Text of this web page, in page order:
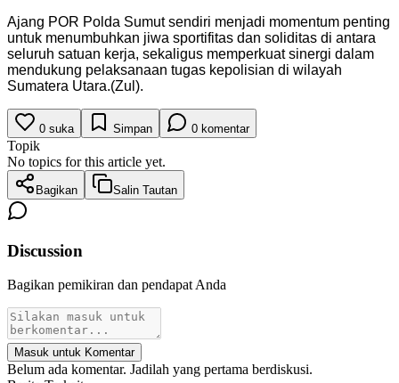
Ajang POR Polda Sumut sendiri menjadi momentum penting
untuk menumbuhkan jiwa sportifitas dan soliditas di antara
seluruh satuan kerja, sekaligus memperkuat sinergi dalam
mendukung pelaksanaan tugas kepolisian di wilayah
Sumatera Utara.(Zul).
0 suka Simpan 0 komentar
Topik
No topics for this article yet.
Bagikan Salin Tautan
Discussion
Bagikan pemikiran dan pendapat Anda
Masuk untuk Komentar
Belum ada komentar. Jadilah yang pertama berdiskusi.